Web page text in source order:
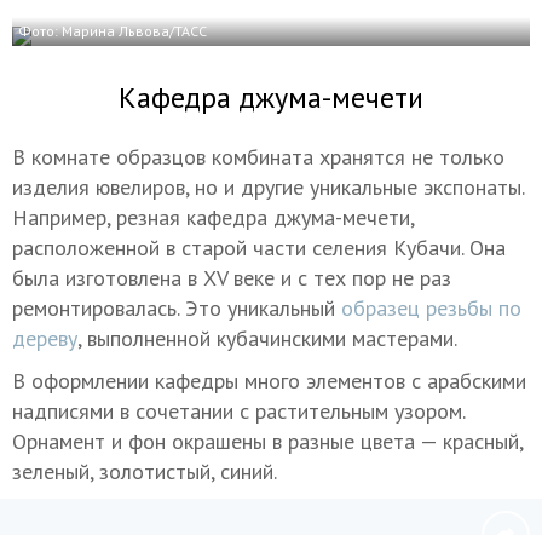
Фото: Марина Львова/ТАСС
Кафедра джума-мечети
В комнате образцов комбината хранятся не только
изделия ювелиров, но и другие уникальные экспонаты.
Например, резная кафедра джума-мечети,
расположенной в старой части селения Кубачи. Она
была изготовлена в XV веке и с тех пор не раз
ремонтировалась. Это уникальный образец резьбы по
дереву, выполненной кубачинскими мастерами.
В оформлении кафедры много элементов с арабскими
надписями в сочетании с растительным узором.
Орнамент и фон окрашены в разные цвета — красный,
зеленый, золотистый, синий.